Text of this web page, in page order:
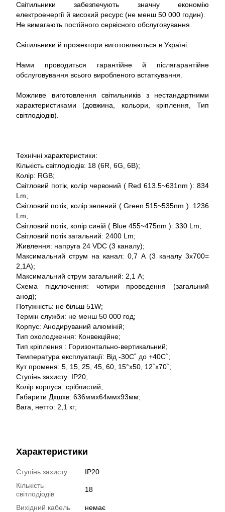
Світильники забезпечують значну економію
електроенергії й високий ресурс (не менш 50 000 годин).
Не вимагають постійного сервісного обслуговування.
Світильники й прожектори виготовляються в Україні.
Нами проводиться гарантійне й післягарантійне
обслуговування всього виробленого встаткування.
Можливе виготовлення світильників з нестандартними
характеристиками (довжина, кольори, кріплення, Тип
світлодіодів).
Технічні характеристики:
Кількість світлодіодів: 18 (6R, 6G, 6B);
Колір: RGB;
Світловий потік, колір червоний ( Red 613.5~631nm ): 834
Lm;
Світловий потік, колір зелений ( Green 515~535nm ): 1236
Lm;
Світловий потік, колір синій ( Blue 455~475nm ): 330 Lm;
Світловий потік загальний: 2400 Lm;
Живлення: напруга 24 VDC (3 каналу);
Максимальний струм на канал: 0,7 А (3 каналу 3x700=
2,1A);
Максимальний струм загальний: 2,1 А;
Схема підключення: чотири проведення (загальний
анод);
Потужність: не більш 51W;
Термін служби: не менш 50 000 год;
Корпус: Анодируваний алюміній;
Тип охолодження: Конвекційне;
Тип кріплення : Горизонтально-вертикальний;
Температура експлуатації: Від -30С˚ до +40С˚;
Кут променя: 5, 15, 25, 45, 60, 15°x50, 12˚x70˚;
Ступінь захисту: IP20;
Колір корпуса: сріблистий;
Габарити Дхшхв: 636ммх64ммх93мм;
Вага, нетто: 2,1 кг;
Характеристики
Ступінь захисту
IP20
Кількість
світлодіодів
18
Вихідний кабель
немає